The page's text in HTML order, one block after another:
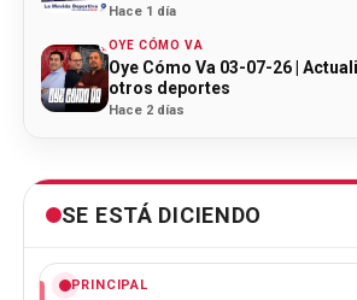
Hace 1 día
OYE CÓMO VA
Oye Cómo Va 03-07-26 |
otros deportes
Hace 2 días
SE ESTÁ DICIENDO
PRINCIPAL